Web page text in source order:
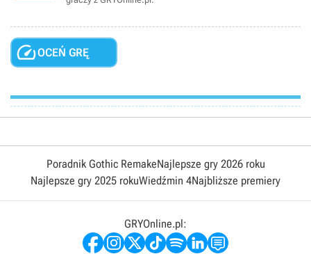
OCEŃ GRĘ
Poradnik Gothic RemakeNajlepsze gry 2026 roku
Najlepsze gry 2025 rokuWiedźmin 4Najbliższe premiery
GRYOnline.pl: